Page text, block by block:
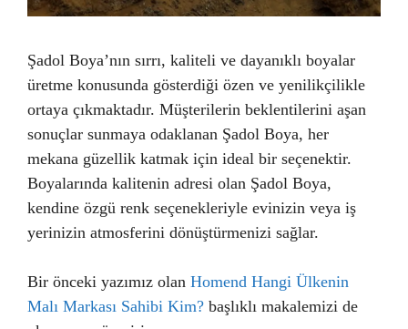
Şadol Boya’nın sırrı, kaliteli ve dayanıklı boyalar
üretme konusunda gösterdiği özen ve yenilikçilikle
ortaya çıkmaktadır. Müşterilerin beklentilerini aşan
sonuçlar sunmaya odaklanan Şadol Boya, her
mekana güzellik katmak için ideal bir seçenektir.
Boyalarında kalitenin adresi olan Şadol Boya,
kendine özgü renk seçenekleriyle evinizin veya iş
yerinizin atmosferini dönüştürmenizi sağlar.
Bir önceki yazımız olan Homend Hangi Ülkenin
Malı Markası Sahibi Kim? başlıklı makalemizi de